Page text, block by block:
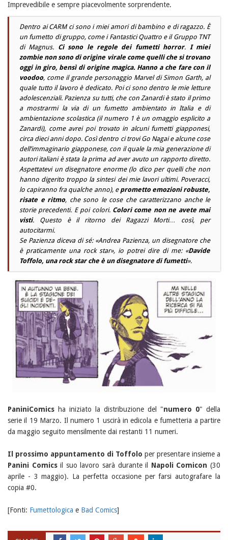
Imprevedibile e sempre piacevolmente sorprendente.
Dentro ai CARM ci sono i miei amori di bambino e di ragazzo. È
un fumetto di gruppo, come i Fantastici Quattro e il Gruppo TNT
di Magnus. Ci sono le regole dei fumetti horror. I miei
zombie non sono di origine virale come quelli che si trovano
oggi in giro, bensì di origine magica. Hanno a che fare con il
voodoo, come il grande personaggio Marvel di Simon Garth, al
quale tutto il lavoro è dedicato. Poi ci sono dentro le mie letture
adolescenziali. Pazienza su tutti, che con Zanardi è stato il primo
a mostrarmi la via di un fumetto ambientato in Italia e di
ambientazione scolastica (il numero 1 è un omaggio esplicito a
Zanardi), come avrei poi trovato in alcuni fumetti giapponesi,
circa dieci anni dopo. Così dentro ci trovi Go Nagai e alcune cose
dell’immaginario giapponese, con il quale la mia generazione di
autori italiani è stata la prima ad aver avuto un rapporto diretto.
Aspettatevi un disegnatore enorme (lo dico per quelli che non
hanno digerito troppo la sintesi dei mie lavori ultimi. Poveracci,
lo capiranno fra qualche anno), e prometto emozioni robuste,
risate e ritmo, che sono le cose che caratterizzano anche le
storie precedenti. E poi colori. Colori come non ne avete mai
visti. Questo è il ritorno dei Ragazzi Morti… così, per
autocitarmi.
Se Pazienza diceva di sé: «Andrea Pazienza, un disegnatore che
è praticamente una rock star», io potrei dire di me: «Davide
Toffolo, una rock star che è un disegnatore di fumetti».
PaniniComics ha iniziato la distribuzione del "numero 0" della
serie il 19 Marzo. Il numero 1 uscirà in edicola e fumetteria a partire
da maggio seguito mensilmente dai restanti 11 numeri.
Il prossimo appuntamento di Toffolo per presentare insieme a
Panini Comicsil suo lavoro sarà durante il Napoli Comicon (30
aprile - 3 maggio). La perfetta occasione per farsi autografare la
copia #0.
[Fonti: Fumettologica e Bad Comics]